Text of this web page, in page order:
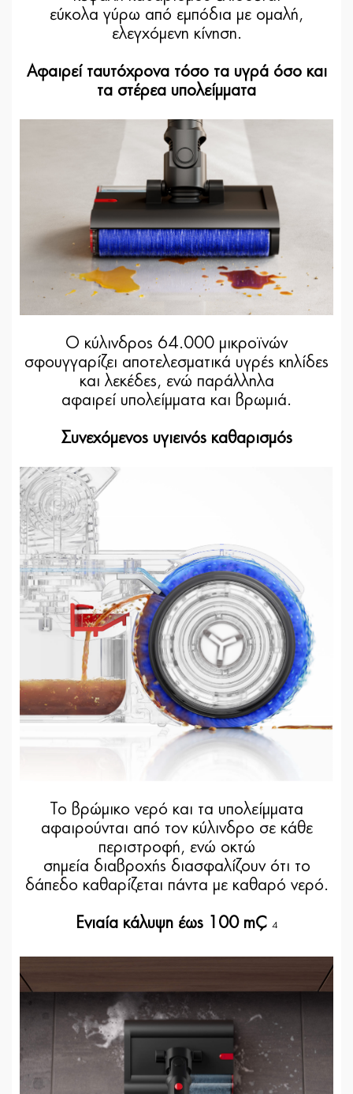
εύκολα γύρω από εμπόδια με ομαλή,
ελεγχόμενη κίνηση.
Αφαιρεί ταυτόχρονα τόσο τα υγρά όσο και
τα στέρεα υπολείμματα
Ο κύλινδρος 64.000 μικροϊνών
σφουγγαρίζει αποτελεσματικά υγρές κηλίδες
και λεκέδες, ενώ παράλληλα
αφαιρεί υπολείμματα και βρωμιά.
Συνεχόμενος υγιεινός καθαρισμός
Το βρώμικο νερό και τα υπολείμματα
αφαιρούνται από τον κύλινδρο σε κάθε
περιστροφή, ενώ οκτώ
σημεία διαβροχής διασφαλίζουν ότι το
δάπεδο καθαρίζεται πάντα με καθαρό νερό.
Ενιαία κάλυψη έως 100 m² 4